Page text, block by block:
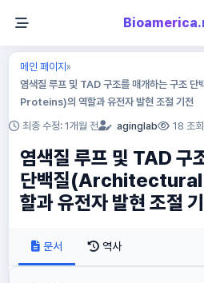
메인 페이지»
염색질 루프 및 TAD 구조를 매개하는 구
Proteins)의 역할과 유전자 발현 조절 기전
최종 수정: 1개월 전 aginglab 18 조회
염색질 루프 및 TAD 구
단백질
할과 유전자 발현 조절
문서 역사